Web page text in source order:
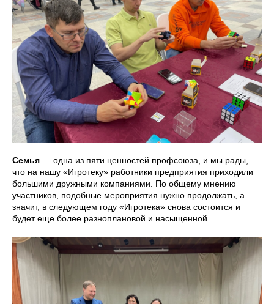
Семья — одна из пяти ценностей профсоюза, и мы рады,
что на нашу «Игротеку» работники предприятия приходили
большими дружными компаниями. По общему мнению
участников, подобные мероприятия нужно продолжать, а
значит, в следующем году «Игротека» снова состоится и
будет еще более разноплановой и насыщенной.